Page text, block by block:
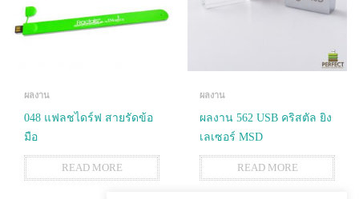
ผลงาน
048 แฟลชไดร์ฟ สายรัดข้อ
มือ
READ MORE
ผลงาน
ผลงาน 562 USB คริสตัล ยิง
เลเซอร์ MSD
READ MORE